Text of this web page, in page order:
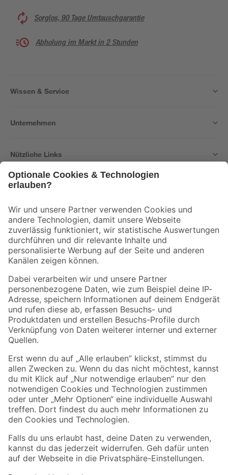
Sorglos, 90 Tage Umtauschgarantie
Abholung im Markt in 2 Stunden
Wissen & Service
Unternehmen
Nützliche Links
Der toom Newsletter: Keine Angebote und Aktionen mehr verpassen!
Zur Newsletter Anmeldung
Folge uns
Zahlungsarten Versandarten
Sicher einkaufen
Jetzt die toom-App herunterladen
Alle Preisangaben in EUR inkl. gesetzl. MwSt.. Die dargestellten Angebote sind unter
Umständen nicht in allen Märkten verfügbar. Die angegebenen Verfügbarkeiten beziehen